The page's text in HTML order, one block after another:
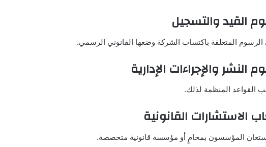
القيد والتسجيل
المتعلقة باكتساب الشركة وضعها القانوني الرسمي.
النشر والإجراءات الإدارية
القواعد المنظمة لذلك.
الاستشارات القانونية
المؤسسون بمحامٍ أو مؤسسة قانونية متخصصة.